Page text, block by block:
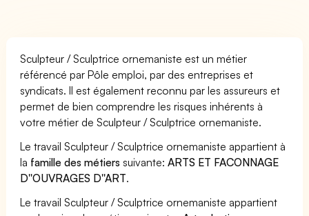
Sculpteur / Sculptrice ornemaniste est un métier
référencé par Pôle emploi, par des entreprises et
syndicats. Il est également reconnu par les assureurs et
permet de bien comprendre les risques inhérents à
votre métier de Sculpteur / Sculptrice ornemaniste.
Le travail Sculpteur / Sculptrice ornemaniste appartient à
la famille des métiers suivante:ARTS ET FACONNAGE
D''OUVRAGES D''ART.
Le travail Sculpteur / Sculptrice ornemaniste appartient